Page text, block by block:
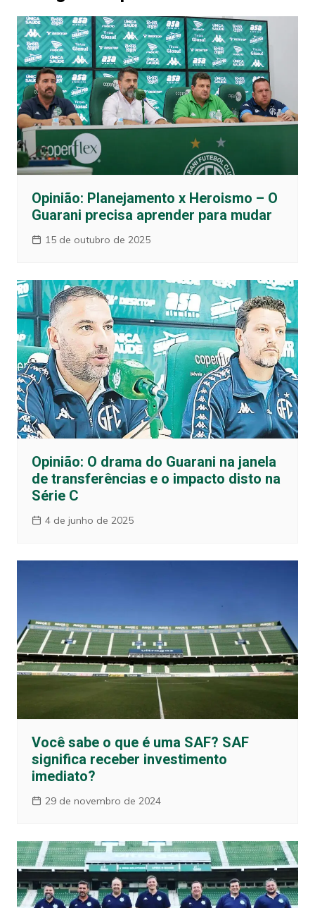
Opinião: Planejamento x Heroismo – O
Guarani precisa aprender para mudar
15 de outubro de 2025
Opinião: O drama do Guarani na janela
de transferências e o impacto disto na
Série C
4 de junho de 2025
Você sabe o que é uma SAF? SAF
significa receber investimento
imediato?
29 de novembro de 2024